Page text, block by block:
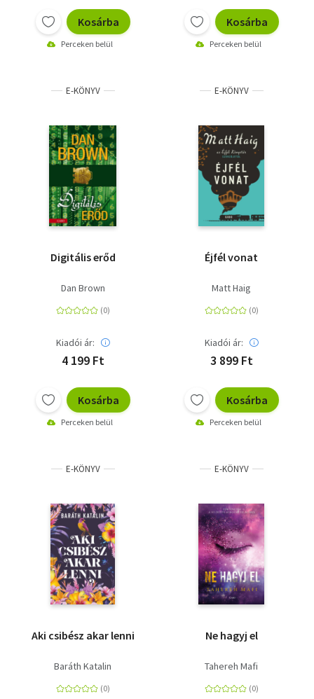
Kosárba
Perceken belül
Kosárba
Perceken belül
E-KÖNYV
Digitális erőd
Dan Brown
Kiadói ár:
4 199 Ft
Kosárba
Perceken belül
E-KÖNYV
Éjfél vonat
Matt Haig
Kiadói ár:
3 899 Ft
Kosárba
Perceken belül
E-KÖNYV
Aki csibész akar lenni
Baráth Katalin
E-KÖNYV
Ne hagyj el
Tahereh Mafi